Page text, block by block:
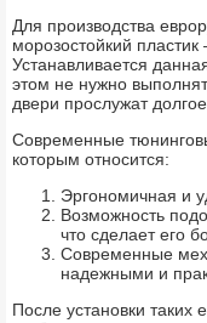
Для производства
морозостойкий
Устанавливается
этом не нужно
двери прослужат
Современные
которым относится:
Эргономичная и
Возможность
что сделает его
Современные
надежными и
После установки таких